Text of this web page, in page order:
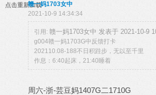
点击重新加载赣一妈1703女中
2021-10-9 14:34:34
引用: 赣一妈1703女中 发表于 2021-10-9
g004赣一妈1703G中反馈打卡
202110.08-188不日积跬步，无以至千里
作息：6:40起床，21:40睡着
周六-浙-芸豆妈1407G二1710G